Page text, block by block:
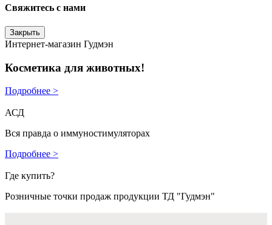
Свяжитесь с нами
Закрыть
Интернет-магазин Гудмэн
Косметика для животных!
Подробнее >
АСД
Вся правда о иммуностимуляторах
Подробнее >
Где купить?
Розничные точки продаж продукции ТД "Гудмэн"